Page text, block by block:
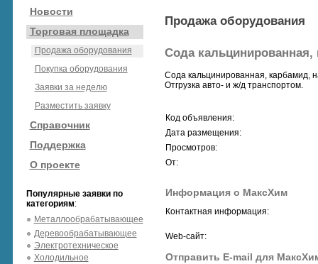
Новости
Торговая площадка
Продажа оборудования
Покупка оборудования
Заявки за неделю
Разместить заявку
Справочник
Поддержка
О проекте
Популярные заявки по
категориям:
Металлообрабатывающее
Деревообрабатывающее
Электротехническое
Холодильное
Продажа оборудования
Сода
Сода кальцинированная, карбамид,
Отгрузка авто- и ж/д транспортом.
Код объявления:
Дата размещения:
Просмотров:
От:
Информация о МаксХим
Контактная информация:
Web-сайт:
Отправить E-mail для